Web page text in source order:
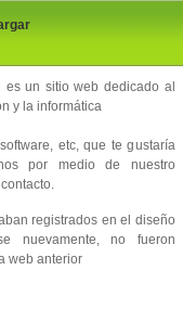
es un sitio web dedicado al
y la informática
etc, que te gustaría
por medio de nuestro
registrados en el diseño
nuevamente, no fueron
web anterior